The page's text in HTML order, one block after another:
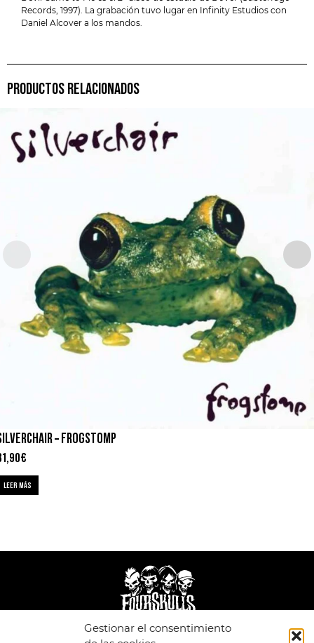
Gestionar el consentimiento
Records, 1997). La grabación tuvo lugar en Infinity Estudios con
Daniel Alcover a los mandos.
PRODUCTOS RELACIONADOS
– FROGSTOMP
€
LEER MÁS